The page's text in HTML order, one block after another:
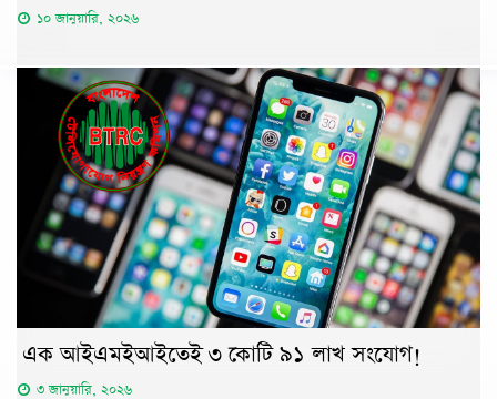
১০ জানুয়ারি, ২০২৬
এক আইএমইআইতেই ৩ কোটি ৯১ লাখ সংযোগ!
৩ জানুয়ারি, ২০২৬